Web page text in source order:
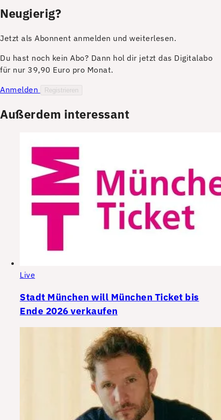
Neugierig?
Jetzt als Abonnent anmelden und weiterlesen.
Du hast noch kein Abo? Dann hol dir jetzt das Digitalabo
für nur 39,90 Euro pro Monat.
Anmelden
Registrieren
Außerdem interessant
Live
Stadt München will München Ticket bis
Ende 2026 verkaufen